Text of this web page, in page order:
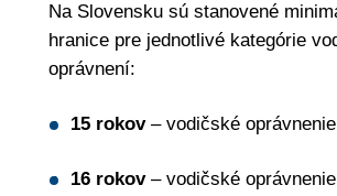
Na Slovensku sú stanovené
hranice pre jednotlivé kategórie
oprávnení:
15 rokov– vodičské
16 rokov– vodičské